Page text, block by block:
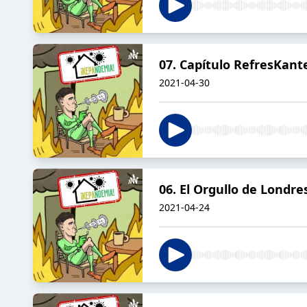
07. Capítulo
2021-04-30
06. El Orgullo de
2021-04-24